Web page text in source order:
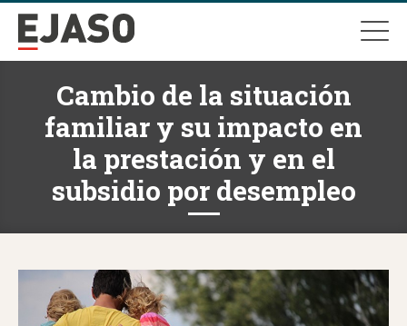
Cambio de la situación
familiar y su impacto en
la prestación y en el
subsidio por desempleo